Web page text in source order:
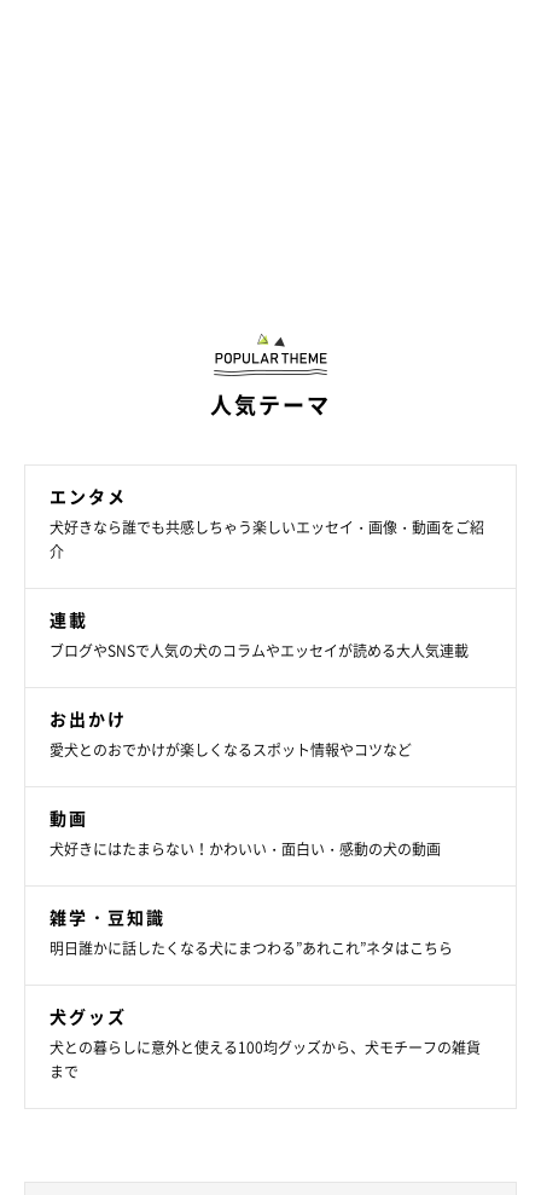
人気テーマ
エンタメ
犬好きなら誰でも共感しちゃう楽しいエッセイ・画像・動画をご紹
介
連載
ブログやSNSで人気の犬のコラムやエッセイが読める大人気連載
お出かけ
愛犬とのおでかけが楽しくなるスポット情報やコツなど
動画
犬好きにはたまらない！かわいい・面白い・感動の犬の動画
雑学・豆知識
明日誰かに話したくなる犬にまつわる”あれこれ”ネタはこちら
犬グッズ
犬との暮らしに意外と使える100均グッズから、犬モチーフの雑貨
まで